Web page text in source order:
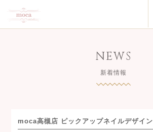
NEWS
新着情報
moca高槻店 ピックアップネイルデザイン